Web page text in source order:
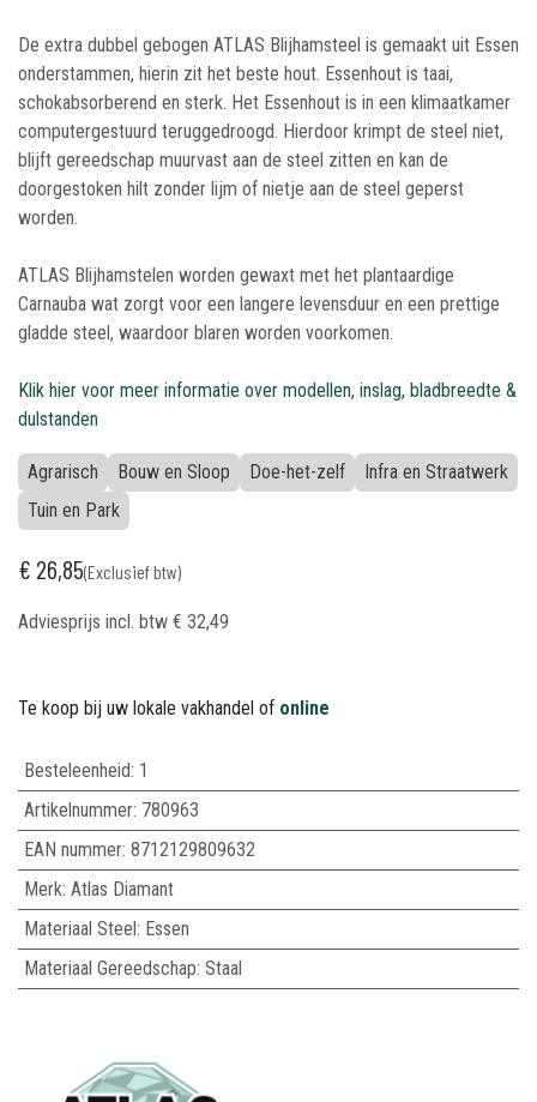
De extra dubbel gebogen ATLAS Blijhamsteel is gemaakt uit Essen
onderstammen, hierin zit het beste hout. Essenhout is taai,
schokabsorberend en sterk. Het Essenhout is in een klimaatkamer
computergestuurd teruggedroogd. Hierdoor krimpt de steel niet,
blijft gereedschap muurvast aan de steel zitten en kan de
doorgestoken hilt zonder lijm of nietje aan de steel geperst
worden.
ATLAS Blijhamstelen worden gewaxt met het plantaardige
Carnauba wat zorgt voor een langere levensduur en een prettige
gladde steel, waardoor blaren worden voorkomen.
Klik hier voor meer informatie over modellen, inslag, bladbreedte &
dulstanden
Agrarisch Bouw en Sloop Doe-het-zelf
Infra en Straatwerk
Tuin en Park
€ 26,85(Exclusief btw)
Adviesprijs incl. btw € 32,49
Te koop bij uw lokale vakhandel of online
Besteleenheid: 1
Artikelnummer: 780963
EAN nummer: 8712129809632
Merk: Atlas Diamant
Materiaal Steel: Essen
Materiaal Gereedschap: Staal